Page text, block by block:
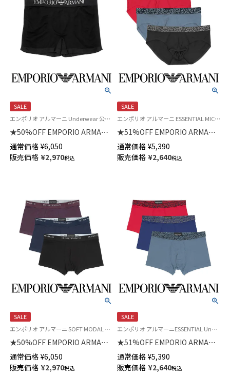
SALE
エンポリオ アルマーニ Underwear 公式オンラインショップ 紳士 下着
★50%OFF EMPORIO ARMANI
SEAMLESS シームレス ボクサ
ーパンツ 前閉じ EUサイズ メン
ズ 54095281
通常価格 ¥6,050
販売価格 ¥2,970税込
SALE
エンポリオ アルマーニ ESSENTIAL MICROFIBER Underwear 公式オンラインショップ 紳士 下着
★51%OFF EMPORIO ARMANI
エッセンシャル マイクロファイ
バー ブリーフ 前閉じ EUサイズ
メンズ 54097196
通常価格 ¥5,390
販売価格 ¥2,640税込
SALE
エンポリオ アルマーニ SOFT MODAL Underwear 公式オンラインショップ 紳士 下着
★50%OFF EMPORIO ARMANI
ソフトモダール ボクサーパンツ
前閉じ EUサイズ メンズ
54095117
通常価格 ¥6,050
販売価格 ¥2,970税込
SALE
エンポリオ アルマーニESSENTIAL Underwear 公式オンラインショップ 紳士 下着 ブランド アンダーウェア
★51%OFF EMPORIO ARMANI
エッセンシャル マイクロファイ
バー ボクサーパンツ 前閉じ EU
サイズ メンズ 54097197
通常価格 ¥5,390
販売価格 ¥2,640税込